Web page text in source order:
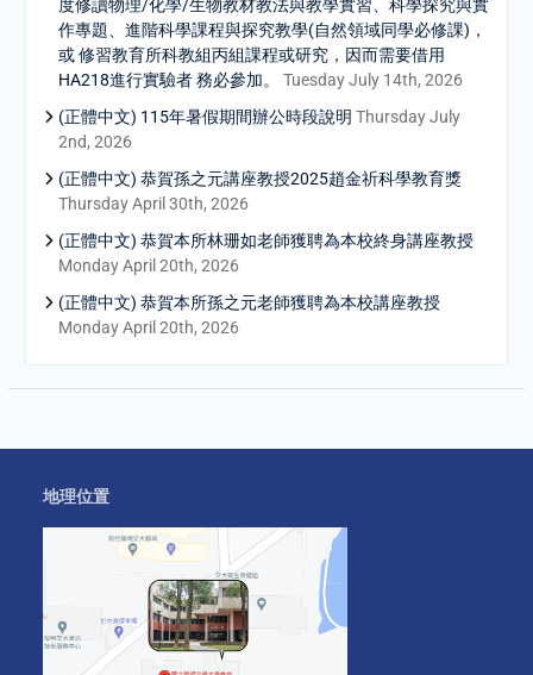
度修讀物理/化學/生物教材教法與教學實習、科學探究與實
作專題、進階科學課程與探究教學(自然領域同學必修課)，
或 修習教育所科教組丙組課程或研究，因而需要借用
HA218進行實驗者 務必參加。
Tuesday July 14th, 2026
(正體中文) 115年暑假期間辦公時段說明 Thursday July
2nd, 2026
(正體中文) 恭賀孫之元講座教授2025趙金祈科學教育獎
Thursday April 30th, 2026
(正體中文) 恭賀本所林珊如老師獲聘為本校終身講座教授
Monday April 20th, 2026
(正體中文) 恭賀本所孫之元老師獲聘為本校講座教授
Monday April 20th, 2026
地理位置